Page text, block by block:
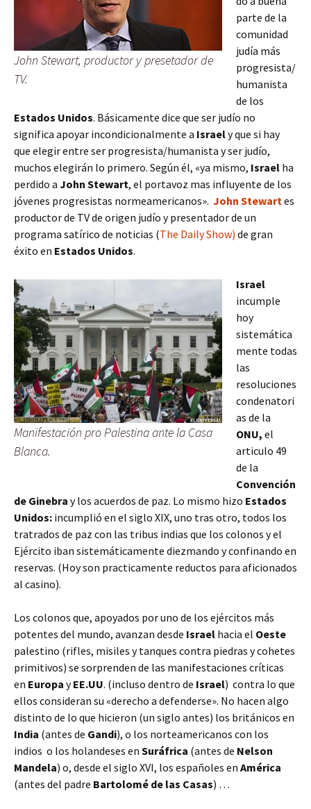
John Stewart, productor y presetador de
TV.
parte de la
comunidad
judía más
progresista/
humanista
de los
Estados Unidos. Básicamente dice que ser judío no
significa apoyar incondicionalmente a Israely que si hay
que elegir entre ser progresista/humanista y ser judío,
muchos elegirán lo primero. Según él, «ya mismo, Israel ha
perdido a John Stewart, el portavoz mas influyente de los
jóvenes progresistas normeamericanos». John Stewart es
productor de TV de origen judío y presentador de un
programa satírico de noticias (The Daily Show) de gran
éxito en Estados Unidos.
Manifestación pro Palestina ante la Casa
Blanca.
Israel
incumple
hoy
sistemática
mente todas
las
resoluciones
condenatori
as de la
ONU, el
articulo 49
de la
Convención
de Ginebra y los acuerdos de paz. Lo mismo hizo Estados
Unidos: incumplió en el siglo XIX, uno tras otro, todos los
tratrados de paz con las tribus indias que los colonos y el
Ejército iban sistemáticamente diezmando y confinando en
reservas. (Hoy son practicamente reductos para aficionados
al casino).
Los colonos que, apoyados por uno de los ejércitos más
potentes del mundo, avanzan desde Israel hacia el Oeste
palestino (rifles, misiles y tanques contra piedras y cohetes
primitivos) se sorprenden de las manifestaciones críticas
en Europa yEE.UU. (incluso dentro de Israel) contra lo que
ellos consideran su «derecho a defenderse». No hacen algo
distinto de lo que hicieron (un siglo antes) los británicos en
India (antes de Gandi), o los norteamericanos con los
indios o los holandeses en Suráfrica (antes de Nelson
Mandela) o, desde el siglo XVI, los españoles en América
(antes del padre Bartolomé de las Casas) …